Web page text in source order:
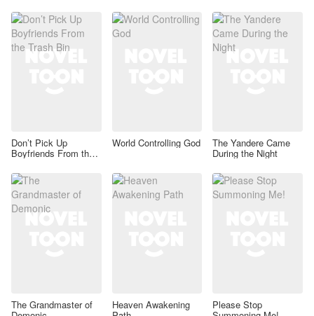
Don’t Pick Up
Boyfriends From the
World Controlling God The Yandere Came
During the Night
The Grandmaster of Heaven Awakening Please Stop